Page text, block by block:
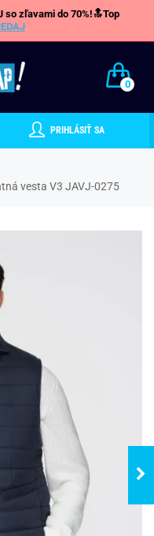
so zľavami do 70%!🔝Top
0
PRIHLÁSIŤ SA
vesta V3 JAVJ-0275